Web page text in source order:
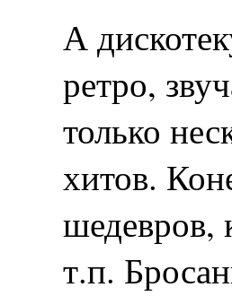
А
ретро,
только
хитов.
шедевров,
т.п.